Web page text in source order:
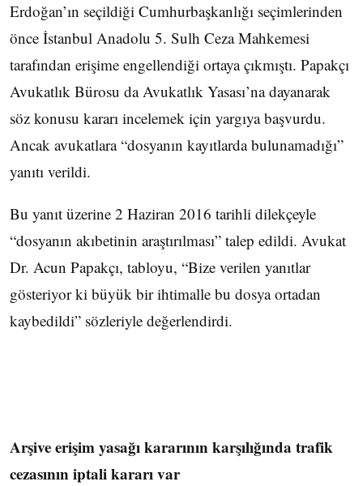
Erdoğan’ın seçildiği Cumhurbaşkanlığı seçimlerinden
önce İstanbul Anadolu 5. Sulh Ceza Mahkemesi
tarafından erişime engellendiği ortaya çıkmıştı. Papakçı
Avukatlık Bürosu da Avukatlık Yasası’na dayanarak
söz konusu kararı incelemek için yargıya başvurdu.
Ancak avukatlara “dosyanın kayıtlarda bulunamadığı”
yanıtı verildi.
Bu yanıt üzerine 2 Haziran 2016 tarihli dilekçeyle
“dosyanın akıbetinin araştırılması” talep edildi. Avukat
Dr. Acun Papakçı, tabloyu, “Bize verilen yanıtlar
gösteriyor ki büyük bir ihtimalle bu dosya ortadan
kaybedildi” sözleriyle değerlendirdi.
Arşive erişim yasağı kararının karşılığında trafik
cezasının iptali kararı var